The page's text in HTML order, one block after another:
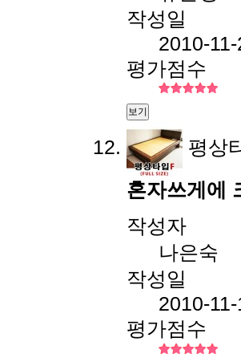
작성일
2010-
평가점수
보기
평상
혼자쓰게에
작성자
나은숙
작성일
2010-
평가점수